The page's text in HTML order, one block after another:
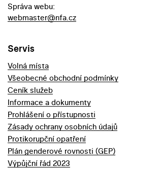
Správa webu:
webmaster@nfa.cz
Servis
Volná místa
Všeobecné obchodní podmínky
Ceník služeb
Informace a dokumenty
Prohlášení o přístupnosti
Zásady ochrany osobních údajů
Protikorupční opatření
Plán genderové rovnosti (GEP)
Výpůjční řád 2023